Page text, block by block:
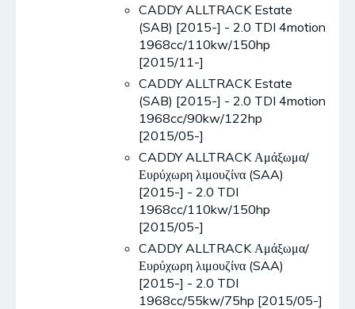
CADDY ALLTRACK Estate
(SAB) [2015-] - 2.0 TDI 4motion
1968cc/110kw/150hp
[2015/11-]
CADDY ALLTRACK Estate
(SAB) [2015-] - 2.0 TDI 4motion
1968cc/90kw/122hp
[2015/05-]
CADDY ALLTRACK Αμάξωμα/
Ευρύχωρη λιμουζίνα (SAA)
[2015-] - 2.0 TDI
1968cc/110kw/150hp
[2015/05-]
CADDY ALLTRACK Αμάξωμα/
Ευρύχωρη λιμουζίνα (SAA)
[2015-] - 2.0 TDI
1968cc/55kw/75hp [2015/05-]